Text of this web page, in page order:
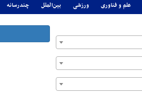
علم و فناوری ورزشی بین‌الملل چندرسانه